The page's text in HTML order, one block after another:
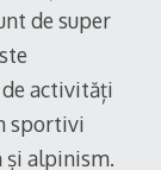
de super
activități
sportivi
și alpinism.